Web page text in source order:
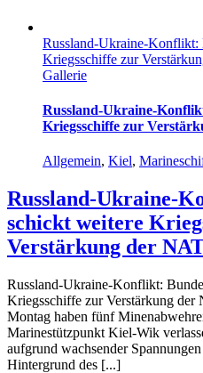
Russland-Ukraine-Konflikt:
Kriegsschiffe zur
Gallerie
Russland-Ukraine-
Kriegsschiffe zur
Allgemein, Kiel,
Russland-Ukraine-
schickt weitere
Verstärkung der
Russland-Ukraine-Konflikt:
Kriegsschiffe zur Verstärkung
Montag haben fünf
Marinestützpunkt Kiel-Wik
aufgrund wachsender
Hintergrund des [...]